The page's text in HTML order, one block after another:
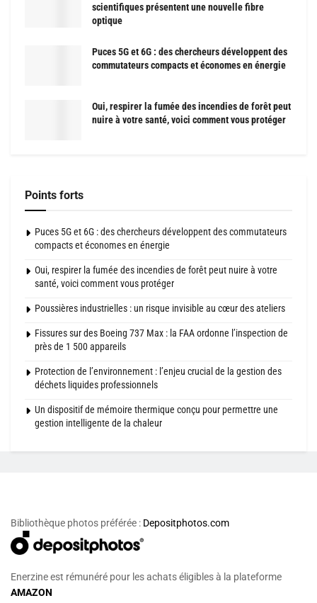
scientifiques présentent une nouvelle fibre
optique
Puces 5G et 6G : des chercheurs développent des
commutateurs compacts et économes en énergie
Oui, respirer la fumée des incendies de forêt peut
nuire à votre santé, voici comment vous protéger
Points forts
Puces 5G et 6G : des chercheurs développent des commutateurs
compacts et économes en énergie
Oui, respirer la fumée des incendies de forêt peut nuire à votre
santé, voici comment vous protéger
Poussières industrielles : un risque invisible au cœur des ateliers
Fissures sur des Boeing 737 Max : la FAA ordonne l’inspection de
près de 1 500 appareils
Protection de l’environnement : l’enjeu crucial de la gestion des
déchets liquides professionnels
Un dispositif de mémoire thermique conçu pour permettre une
gestion intelligente de la chaleur
Bibliothèque photos préférée : Depositphotos.com
Enerzine est rémunéré pour les achats éligibles à la plateforme
AMAZON